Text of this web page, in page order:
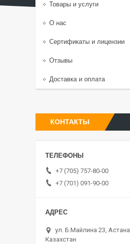
Товары и услуги
О нас
Сертификаты и лицензии
Отзывы
Доставка и оплата
КОНТАКТЫ
+7 (705) 757-80-00
+7 (701) 091-90-00
ул. Б.Майлина 23, Астана,
Казахстан